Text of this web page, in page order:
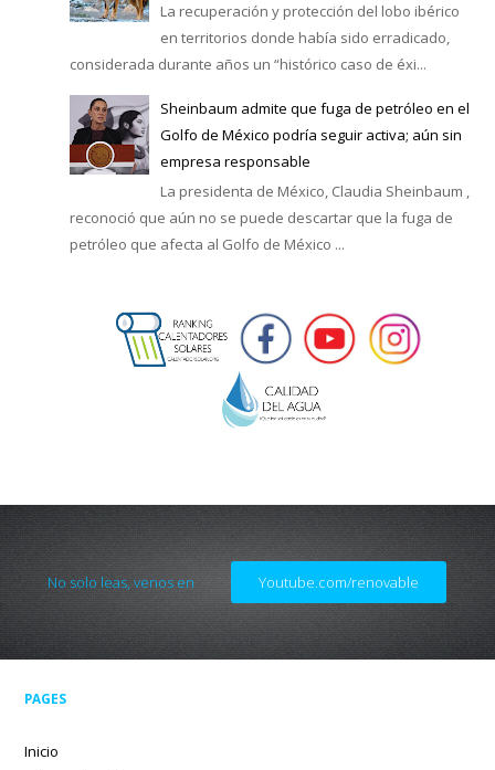
La recuperación y protección del lobo ibérico
en territorios donde había sido erradicado,
considerada durante años un “histórico caso de éxi...
Sheinbaum admite que fuga de petróleo en el
Golfo de México podría seguir activa; aún sin
empresa responsable
La presidenta de México, Claudia Sheinbaum ,
reconoció que aún no se puede descartar que la fuga de
petróleo que afecta al Golfo de México ...
No solo leas, venos en Youtube.com/renovable
PAGES
Inicio